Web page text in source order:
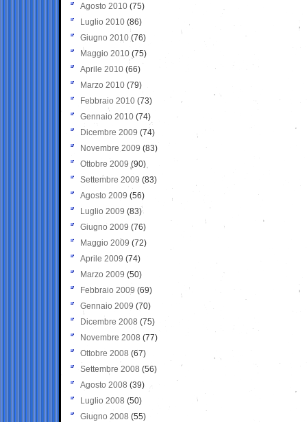
Agosto 2010 (75)
Luglio 2010 (86)
Giugno 2010 (76)
Maggio 2010 (75)
Aprile 2010 (66)
Marzo 2010 (79)
Febbraio 2010 (73)
Gennaio 2010 (74)
Dicembre 2009 (74)
Novembre 2009 (83)
Ottobre 2009 (90)
Settembre 2009 (83)
Agosto 2009 (56)
Luglio 2009 (83)
Giugno 2009 (76)
Maggio 2009 (72)
Aprile 2009 (74)
Marzo 2009 (50)
Febbraio 2009 (69)
Gennaio 2009 (70)
Dicembre 2008 (75)
Novembre 2008 (77)
Ottobre 2008 (67)
Settembre 2008 (56)
Agosto 2008 (39)
Luglio 2008 (50)
Giugno 2008 (55)